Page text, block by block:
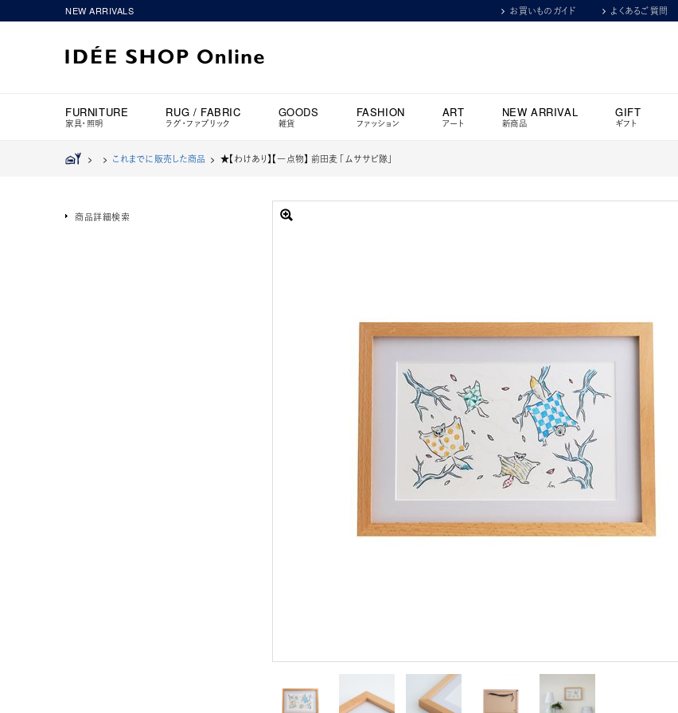
NEW ARRIVALS お買いものガイド よくあるご質問
FURNITURE
家具・照明
RUG / FABRIC
ラグ・ファブリック
GOODS
雑貨
FASHION
ファッション
ART
アート
NEW ARRIVAL
新商品
GIFT
ギフト
> > これまでに販売した商品 > ★【わけあり】【一点物】 前田麦 「ムササビ隊」
商品詳細検索